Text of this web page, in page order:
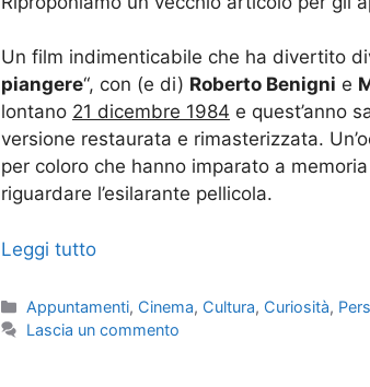
Un film indimenticabile che ha divertito
piangere“, con (e di) Roberto Benigni e
lontano 21 dicembre 1984 e quest’anno
versione restaurata e rimasterizzata.
per coloro che hanno imparato a
riguardare l’esilarante pellicola.
Leggi tutto
Categorie
Appuntamenti, Cinema, Cultura, Curiosità,
Lascia un commento